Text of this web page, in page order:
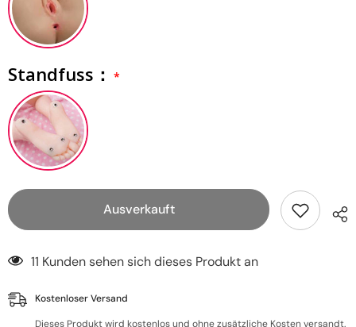
Standfuss：
Ausverkauft
11 Kunden sehen sich dieses Produkt an
Kostenloser Versand
Dieses Produkt wird kostenlos und ohne zusätzliche Kosten versandt.